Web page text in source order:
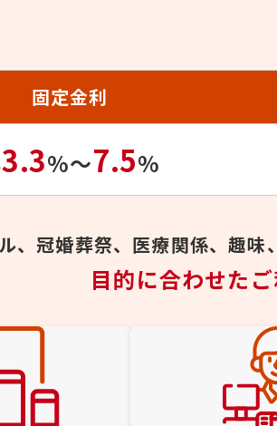
固定金利
3.3%～7.5%
、冠婚葬祭、 医療関係、趣味、
目的に合わせた